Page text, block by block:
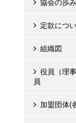
協会の歩み
定款につ
組織図
役員（理
員
加盟団体(